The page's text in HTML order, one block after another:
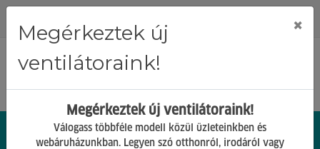
Megérkeztek új
ventilátoraink!
×
Megérkeztek új ventilátoraink!
Válogass többféle modell közül üzleteinkben és
webáruházunkban. Legyen szó otthonról, irodáról vagy